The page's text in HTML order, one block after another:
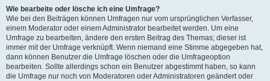
Wie bearbeite oder lösche ich eine Umfrage?
Wie bei den Beiträgen können Umfragen nur vom ursprünglichen Verfasser,
einem Moderator oder einem Administrator bearbeitet werden. Um eine
Umfrage zu bearbeiten, ändere den ersten Beitrag des Themas; dieser ist
immer mit der Umfrage verknüpft. Wenn niemand eine Stimme abgegeben hat,
dann können Benutzer die Umfrage löschen oder die Umfrageoption
bearbeiten. Sollte allerdings schon ein Benutzer abgestimmt haben, so kann
die Umfrage nur noch von Moderatoren oder Administratoren geändert oder